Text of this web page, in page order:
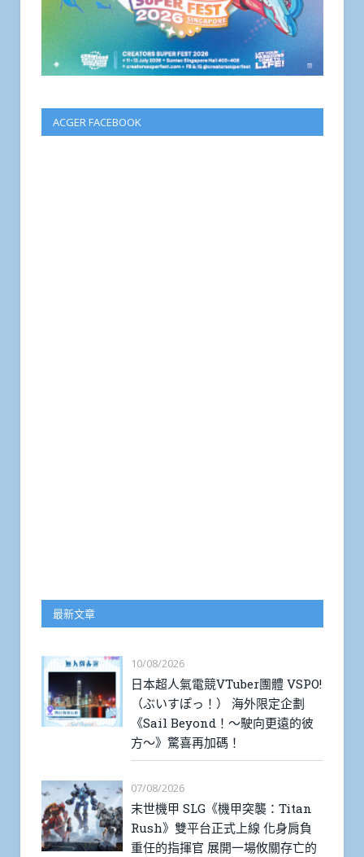
ACGER FACEBOOK
最新文章
10/08/2026
日本超人氣電競VTuber團體 VSPO!
（ぶいすぽっ！） 海外限定企劃
《Sail Beyond！～駛向更遠的彼
方～》驚喜再加碼！
07/08/2026
末世機甲 SLG《機甲突襲：Titan
Rush》雙平台正式上線 化身肩負
重任的指揮官 展開一場攸關存亡的